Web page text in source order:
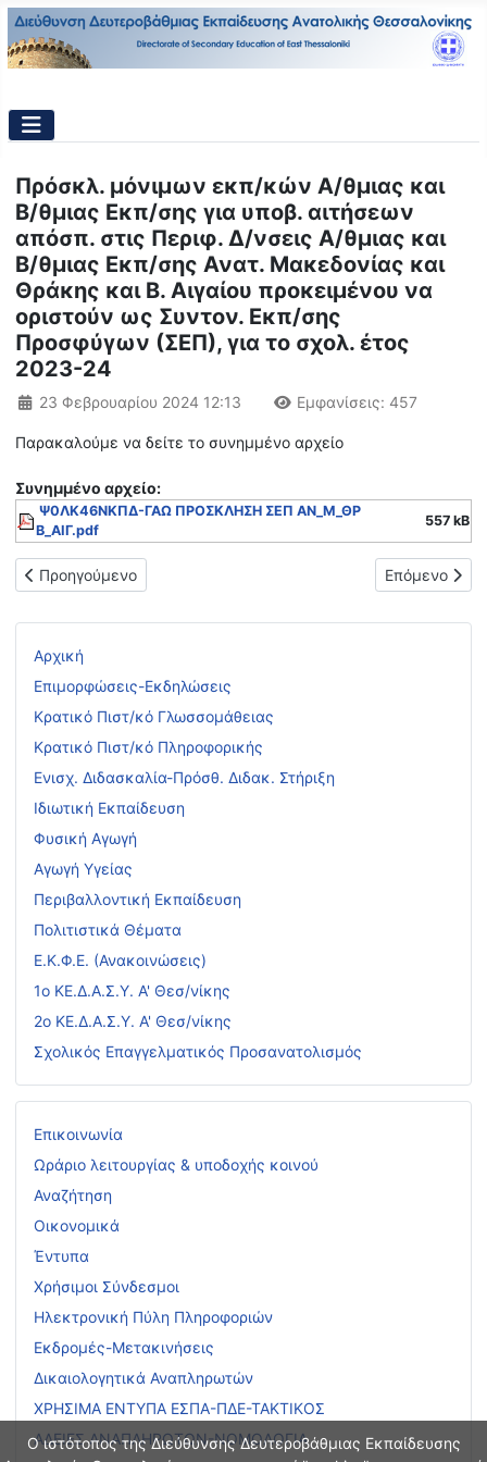
Ο ιστότοπος της Διεύθυνσης Δευτεροβάθμιας Εκπαίδευσης
Αρχική
Επιμορφώσεις-Εκδηλώσεις
Κρατικό Πιστ/κό Γλωσσομάθειας
Κρατικό Πιστ/κό Πληροφορικής
Ενισχ. Διδασκαλία-Πρόσθ. Διδακ. Στήριξη
Ιδιωτική Εκπαίδευση
Φυσική Αγωγή
Αγωγή Υγείας
Περιβαλλοντική Εκπαίδευση
Πολιτιστικά Θέματα
Ε.Κ.Φ.Ε. (Ανακοινώσεις)
1ο ΚΕ.Δ.Α.Σ.Υ. Α' Θεσ/νίκης
2ο ΚΕ.Δ.Α.Σ.Υ. Α' Θεσ/νίκης
Σχολικός Επαγγελματικός Προσανατολισμός
Επικοινωνία
Ωράριο λειτουργίας & υποδοχής κοινού
Αναζήτηση
Οικονομικά
Έντυπα
Χρήσιμοι Σύνδεσμοι
Ηλεκτρονική Πύλη Πληροφοριών
Εκδρομές-Μετακινήσεις
Δικαιολογητικά Αναπληρωτών
ΧΡΗΣΙΜΑ ΕΝΤΥΠΑ ΕΣΠΑ-ΠΔΕ-ΤΑΚΤΙΚΟΣ
ΑΔΕΙΕΣ ΑΝΑΠΛΗΡΩΤΩΝ-ΝΟΜΟΛΟΓΙΑ
Πρόσκλ. μόνιμων εκπ/κών Α/θμιας και
Β/θμιας Εκπ/σης για υποβ. αιτήσεων
απόσπ. στις Περιφ. Δ/νσεις Α/θμιας και
Β/θμιας Εκπ/σης Ανατ. Μακεδονίας και
Θράκης και Β. Αιγαίου προκειμένου να
οριστούν ως Συντον. Εκπ/σης
Προσφύγων (ΣΕΠ), για το σχολ. έτος
2023-24
Λεπτομέρειες
23 Φεβρουαρίου 2024 12:13 Εμφανίσεις: 457
Παρακαλούμε να δείτε το συνημμένο αρχείο
Συνημμένo αρχείο:
Ψ0ΛΚ46ΝΚΠΔ-ΓΑΩ ΠΡΟΣΚΛΗΣΗ ΣΕΠ ΑΝ_Μ_ΘΡ
Β_ΑΙΓ.pdf
557 kB
Προηγούμενο άρθρο: Εγκύκλιοι αποσπάσεων εκπαιδευτικών
Προηγούμενο Επόμενο
Επόμενο